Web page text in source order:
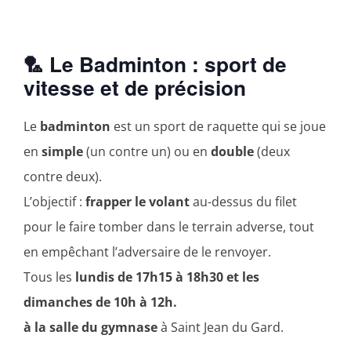
🏸 Le Badminton : sport de
vitesse et de précision
Le badminton est un sport de raquette qui se joue
en simple(un contre un) ou en double(deux
contre deux).
L’objectif : frapper le volantau-dessus du filet
pour le faire tomber dans le terrain adverse, tout
en empêchant l’adversaire de le renvoyer.
Tous les lundis de 17h15 à 18h30 et les
dimanches de 10h à 12h.
à la salle du gymnaseà Saint Jean du Gard.